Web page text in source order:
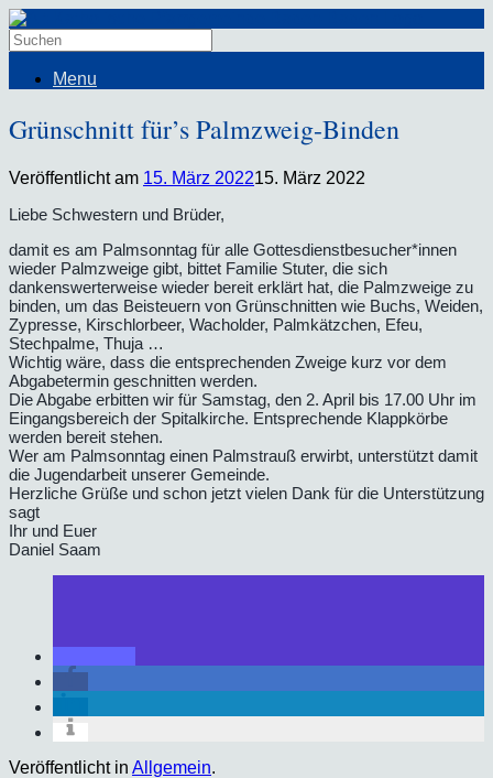
Menu
Grünschnitt für’s Palmzweig-Binden
Veröffentlicht am 15. März 202215. März 2022
Liebe Schwestern und Brüder,
damit es am Palmsonntag für alle Gottesdienstbesucher*innen
wieder Palmzweige gibt, bittet Familie Stuter, die sich
dankenswerterweise wieder bereit erklärt hat, die Palmzweige zu
binden, um das Beisteuern von Grünschnitten wie Buchs, Weiden,
Zypresse, Kirschlorbeer, Wacholder, Palmkätzchen, Efeu,
Stechpalme, Thuja …
Wichtig wäre, dass die entsprechenden Zweige kurz vor dem
Abgabetermin geschnitten werden.
Die Abgabe erbitten wir für Samstag, den 2. April bis 17.00 Uhr im
Eingangsbereich der Spitalkirche. Entsprechende Klappkörbe
werden bereit stehen.
Wer am Palmsonntag einen Palmstrauß erwirbt, unterstützt damit
die Jugendarbeit unserer Gemeinde.
Herzliche Grüße und schon jetzt vielen Dank für die Unterstützung
sagt
Ihr und Euer
Daniel Saam
Veröffentlicht in Allgemein.